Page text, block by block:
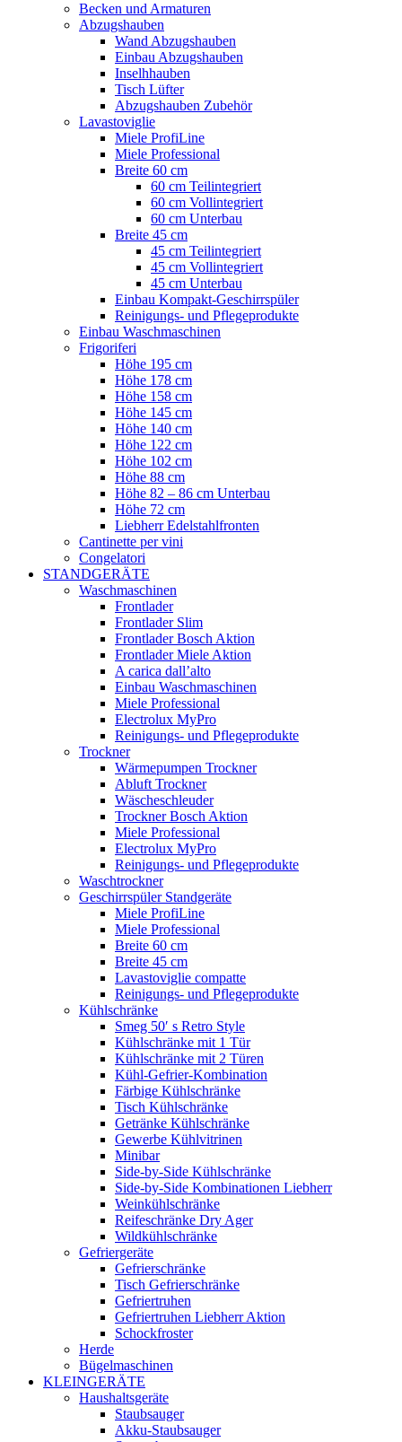
Becken und Armaturen
Abzugshauben
Wand Abzugshauben
Einbau Abzugshauben
Inselhhauben
Tisch Lüfter
Abzugshauben Zubehör
Lavastoviglie
Miele ProfiLine
Miele Professional
Breite 60 cm
60 cm Teilintegriert
60 cm Vollintegriert
60 cm Unterbau
Breite 45 cm
45 cm Teilintegriert
45 cm Vollintegriert
45 cm Unterbau
Einbau Kompakt-Geschirrspüler
Reinigungs- und Pflegeprodukte
Einbau Waschmaschinen
Frigoriferi
Höhe 195 cm
Höhe 178 cm
Höhe 158 cm
Höhe 145 cm
Höhe 140 cm
Höhe 122 cm
Höhe 102 cm
Höhe 88 cm
Höhe 82 – 86 cm Unterbau
Höhe 72 cm
Liebherr Edelstahlfronten
Cantinette per vini
Congelatori
STANDGERÄTE
Waschmaschinen
Frontlader
Frontlader Slim
Frontlader Bosch Aktion
Frontlader Miele Aktion
A carica dall’alto
Einbau Waschmaschinen
Miele Professional
Electrolux MyPro
Reinigungs- und Pflegeprodukte
Trockner
Wärmepumpen Trockner
Abluft Trockner
Wäscheschleuder
Trockner Bosch Aktion
Miele Professional
Electrolux MyPro
Reinigungs- und Pflegeprodukte
Waschtrockner
Geschirrspüler Standgeräte
Miele ProfiLine
Miele Professional
Breite 60 cm
Breite 45 cm
Lavastoviglie compatte
Reinigungs- und Pflegeprodukte
Kühlschränke
Smeg 50′ s Retro Style
Kühlschränke mit 1 Tür
Kühlschränke mit 2 Türen
Kühl-Gefrier-Kombination
Färbige Kühlschränke
Tisch Kühlschränke
Getränke Kühlschränke
Gewerbe Kühlvitrinen
Minibar
Side-by-Side Kühlschränke
Side-by-Side Kombinationen Liebherr
Weinkühlschränke
Reifeschränke Dry Ager
Wildkühlschränke
Gefriergeräte
Gefrierschränke
Tisch Gefrierschränke
Gefriertruhen
Gefriertruhen Liebherr Aktion
Schockfroster
Herde
Bügelmaschinen
KLEINGERÄTE
Haushaltsgeräte
Staubsauger
Akku-Staubsauger